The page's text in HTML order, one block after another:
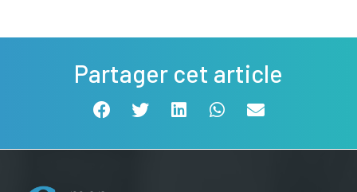
Partager cet article